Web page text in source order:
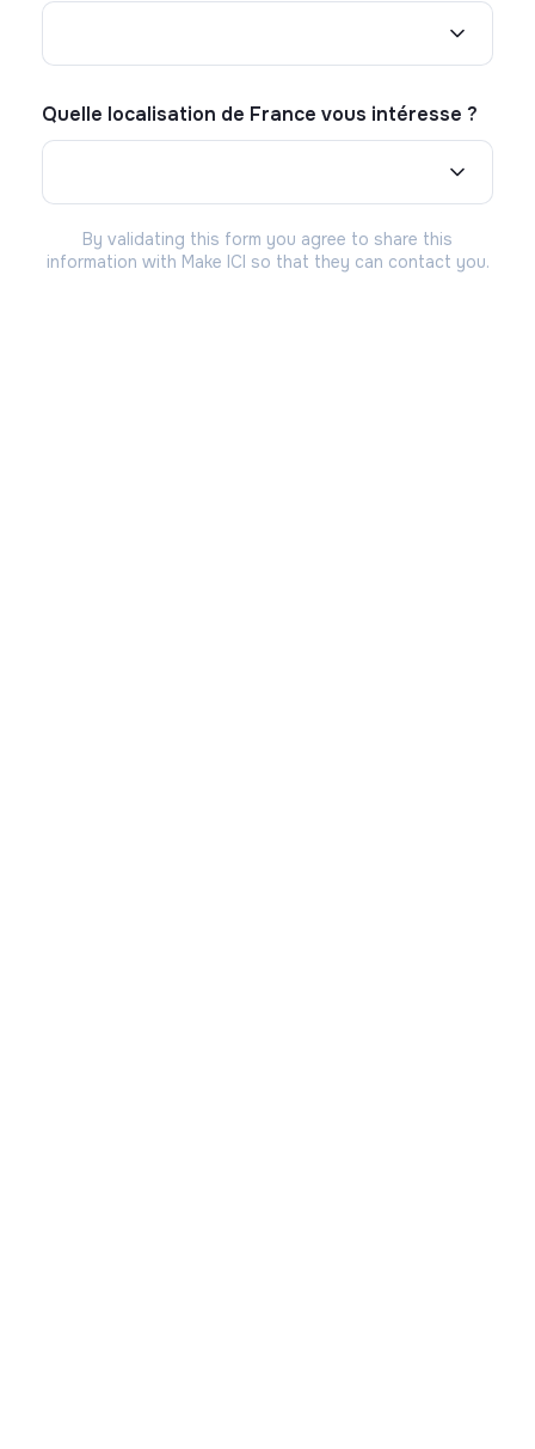
Quelle localisation de France vous intéresse ?
By validating this form you agree to share this
information with Make ICI so that they can contact you.